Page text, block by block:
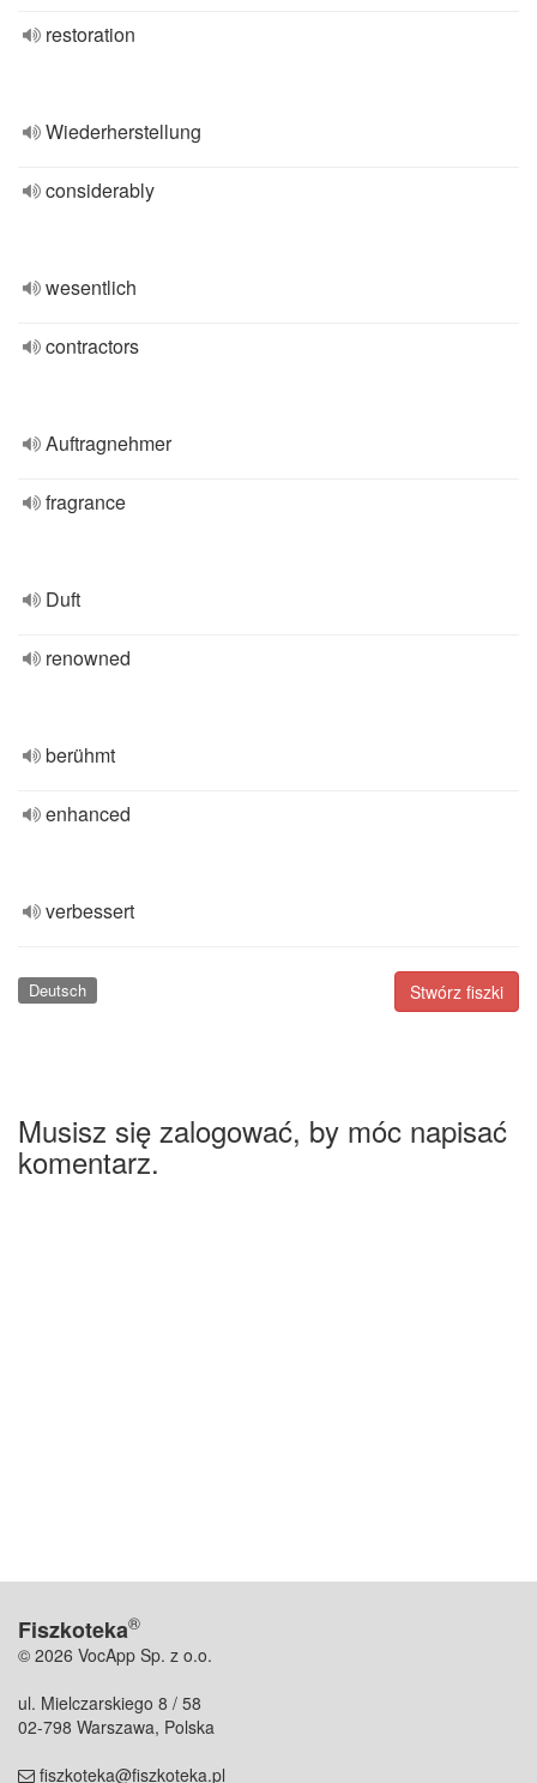
restoration
Wiederherstellung
considerably
wesentlich
contractors
Auftragnehmer
fragrance
Duft
renowned
berühmt
enhanced
verbessert
Stwórz fiszki
Deutsch
Musisz się zalogować, by móc napisać
komentarz.
Fiszkoteka®
© 2026 VocApp Sp. z o.o.
ul. Mielczarskiego 8 / 58
02-798 Warszawa, Polska
fiszkoteka@fiszkoteka.pl